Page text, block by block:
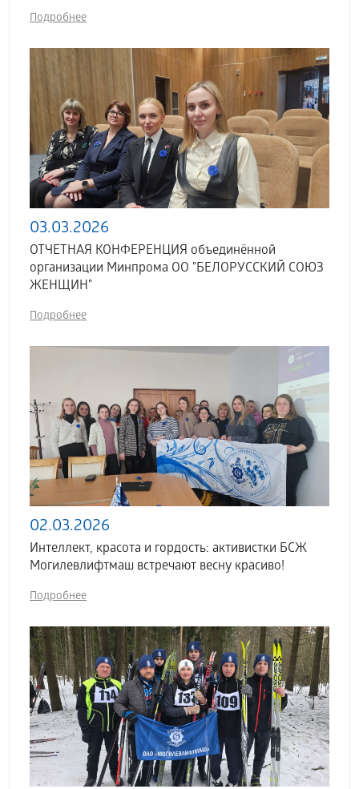
Подробнее
03.03.2026
ОТЧЕТНАЯ КОНФЕРЕНЦИЯ объединённой
организации Минпрома ОО "БЕЛОРУССКИЙ СОЮЗ
ЖЕНЩИН"
Подробнее
02.03.2026
Интеллект, красота и гордость: активистки БСЖ
Могилевлифтмаш встречают весну красиво!
Подробнее